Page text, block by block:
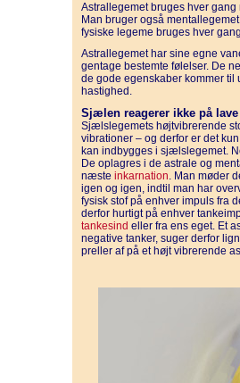
Astrallegemet bruges hver
Man bruger også
fysiske legeme bruges hver
Astrallegemet har sine egne
gentage bestemte følelser. De
de gode egenskaber kommer til
hastighed.
Sjælen reagerer ikke på
Sjælslegemets højtvibrerende
vibrationer – og derfor er det
kan indbygges i sjælslegemet.
De oplagres i de astrale og
næste inkarnation. Man møder
igen og igen, indtil man har
fysisk stof på enhver impuls fra
derfor hurtigt på enhver
tankesind eller fra ens eget. Et
negative tanker, suger derfor
preller af på et højt vibrerende